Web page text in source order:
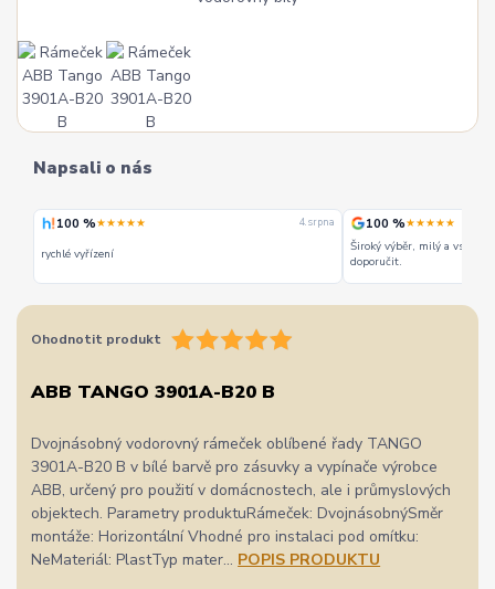
Napsali o nás
100 %★★★★★ 4. srpna
rychlé vyřízení
100 %★★★★★
Široký výběr, milý a
doporučit.
Ohodnotit produkt
ABB TANGO 3901A-B20 B
Dvojnásobný vodorovný rámeček oblíbené řady TANGO
3901A-B20 B v bílé barvě pro zásuvky a vypínače výrobce
ABB, určený pro použití v domácnostech, ale i průmyslových
objektech. Parametry produktuRámeček: DvojnásobnýSměr
montáže: Horizontální Vhodné pro instalaci pod omítku:
NeMateriál: PlastTyp mater... POPIS PRODUKTU